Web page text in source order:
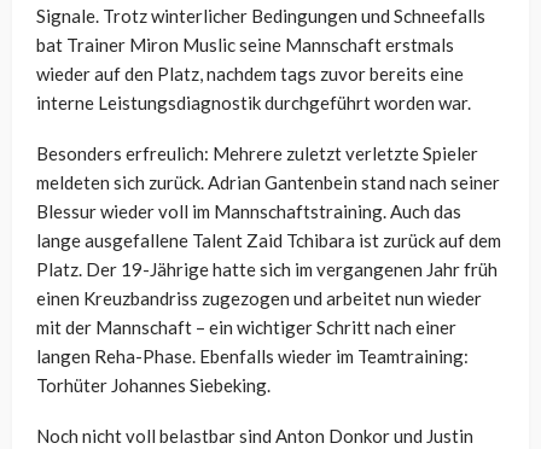
Signale. Trotz winterlicher Bedingungen und Schneefalls
bat Trainer Miron Muslic seine Mannschaft erstmals
wieder auf den Platz, nachdem tags zuvor bereits eine
interne Leistungsdiagnostik durchgeführt worden war.
Besonders erfreulich: Mehrere zuletzt verletzte Spieler
meldeten sich zurück. Adrian Gantenbein stand nach seiner
Blessur wieder voll im Mannschaftstraining. Auch das
lange ausgefallene Talent Zaid Tchibara ist zurück auf dem
Platz. Der 19-Jährige hatte sich im vergangenen Jahr früh
einen Kreuzbandriss zugezogen und arbeitet nun wieder
mit der Mannschaft – ein wichtiger Schritt nach einer
langen Reha-Phase. Ebenfalls wieder im Teamtraining:
Torhüter Johannes Siebeking.
Noch nicht voll belastbar sind Anton Donkor und Justin